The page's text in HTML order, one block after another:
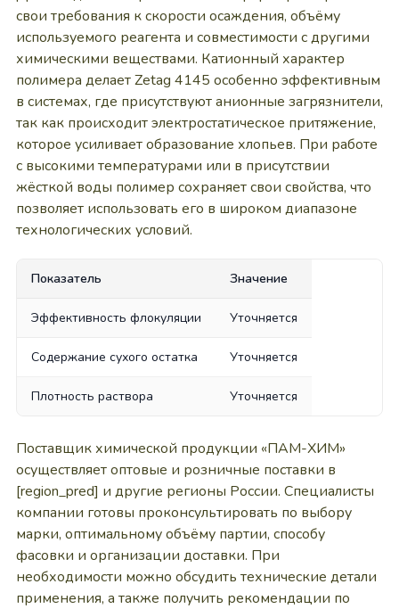
свои требования к скорости осаждения, объёму
используемого реагента и совместимости с другими
химическими веществами. Катионный характер
полимера делает Zetag 4145 особенно эффективным
в системах, где присутствуют анионные загрязнители,
так как происходит электростатическое притяжение,
которое усиливает образование хлопьев. При работе
с высокими температурами или в присутствии
жёсткой воды полимер сохраняет свои свойства, что
позволяет использовать его в широком диапазоне
технологических условий.
Показатель Значение
Эффективность флокуляции Уточняется
Содержание сухого остатка Уточняется
Плотность раствора Уточняется
Поставщик химической продукции «ПАМ-ХИМ»
осуществляет оптовые и розничные поставки в
[region_pred] и другие регионы России. Специалисты
компании готовы проконсультировать по выбору
марки, оптимальному объёму партии, способу
фасовки и организации доставки. При
необходимости можно обсудить технические детали
применения, а также получить рекомендации по